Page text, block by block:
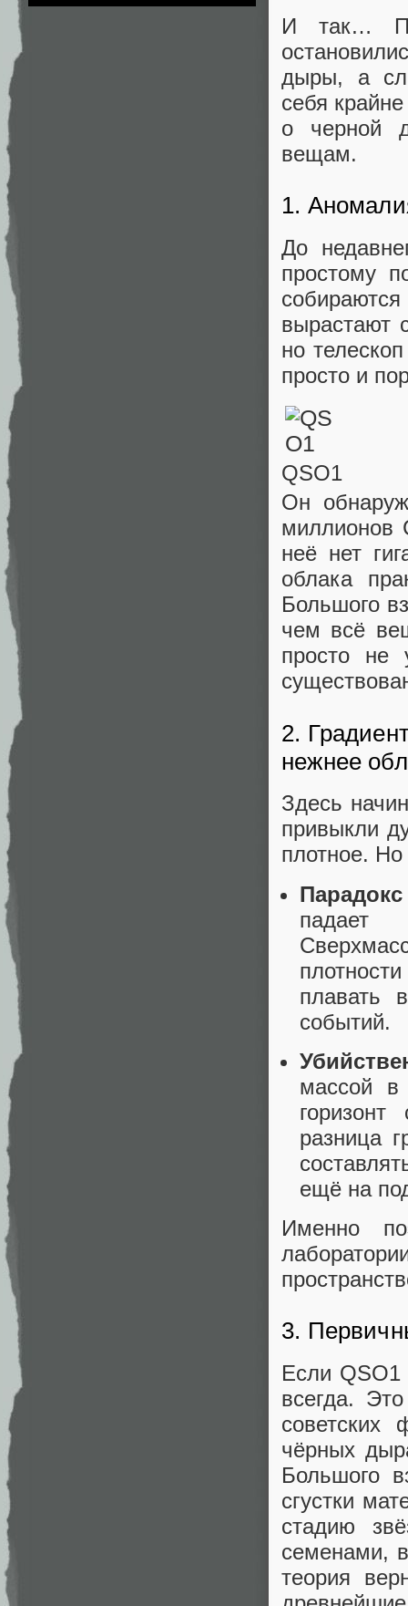
И так…
дыры, а
себя
о черной
вещам.
1.
До
простому
вырастают
но
просто и
QSO1
Он
миллионов
неё нет
облака
Большого
чем всё
просто не
2.
нежнее
Здесь
привыкли
плотное.
падает
плавать
событий.
массой
разница
ещё на
Именно
3.
Если QSO1
всегда.
советских
чёрных
Большого
сгустки
стадию
семенами,
теория